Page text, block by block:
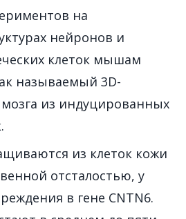
на
нейронов и
клеток мышам
называемый 3D-
из индуцированных
из клеток кожи
отсталостью, у
в гене CNTN6.